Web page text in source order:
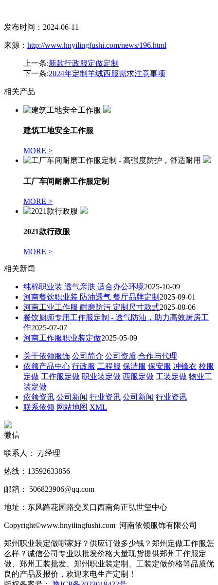
发布时间：2024-06-11
来源： http://www.hnyilingfushi.com/news/196.html
上一条:新款行政服定做定制
下一条:2024年定制羊绒西服需求注意事项
相关产品
建筑工地安全工作服
MORE >
工厂车间耐磨工作服定制
MORE >
2021款行政服
MORE >
相关新闻
纯棉职业装 透气亲肤 适合办公环境2025-10-09
河南餐饮职业装 防油透气 餐厅品牌定制 2025-09-01
河南工业工作服 耐磨防污 定制尺寸款式2025-08-06
餐饮厨师专用工作服定制 - 透气防油，助力高效厨房工
作2025-07-07
河南工作服职业装定做2025-05-09
关于依领服饰 公司简介 公司资质 合作与代理
依领产品中心 行政服 工程服 保洁服 保安服 冲锋衣 校服
定做 工作服定做 职业装定做 西服定做 工装定做 物业工
装定做
依领资讯 公司新闻 行业资讯 公司新闻 行业资讯
联系依领 网站地图 XML
微信
联系人： 万经理
热线：13592633856
邮箱： 506823906@qq.com
地址：东风路花园路交叉口西南角正弘世玺中心
Copyright©www.hnyilingfushi.com 河南依领服饰有限公司
郑州职业装定做哪家好？供应订做多少钱？郑州定做工作服怎
么样？诚信公司专业以批发价格大量现货提供郑州工作服定
做、郑州工装批发、郑州职业装定制、工装定做价格等品质优
良的产品及报价，欢迎来电生产定制！